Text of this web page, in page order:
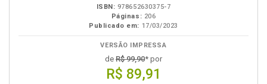
ISBN: 978652630375-7
Páginas: 206
Publicado em: 17/03/2023
VERSÃO IMPRESSA
de R$ 99,90* por
R$ 89,91